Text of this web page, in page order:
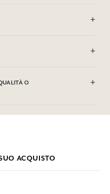
Citronellol, Hexyl
Ionone, Citral, Benzyl
O
caratteristiche ambientali
ACQUISTO